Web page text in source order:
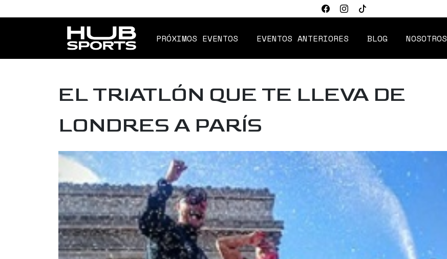
PRÓXIMOS EVENTOS EVENTOS ANTERIORES BLOG NOSOTROS
EL TRIATLÓN QUE TE LLEVA DE
LONDRES A PARÍS